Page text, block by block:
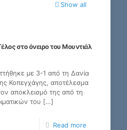
Show all
στο όνειρο του Μουντιάλ
με 3-1 από τη Δανία
Κοπεγχάγης, αποτέλεσμα
αποκλεισμό της από τη
του […]
Read more